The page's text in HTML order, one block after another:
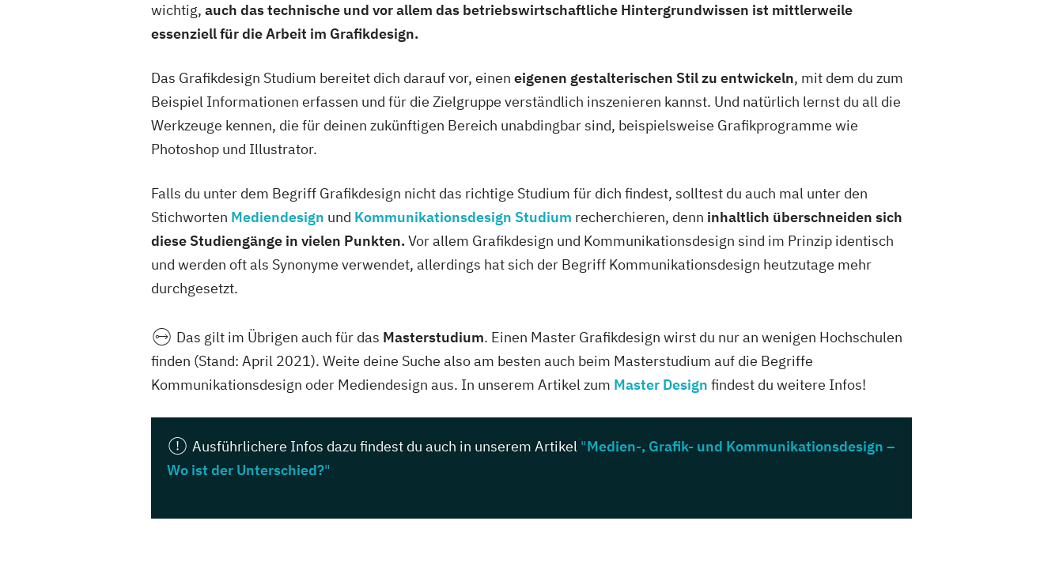
wichtig, auch das technische und vor allem das betriebswirtschaftliche Hintergrundwissen ist mittlerweile
essenziell für die Arbeit im Grafikdesign.
Das Grafikdesign Studium bereitet dich darauf vor, einen eigenen gestalterischen Stil zu entwickeln, mit dem du zum
Beispiel Informationen erfassen und für die Zielgruppe verständlich inszenieren kannst. Und natürlich lernst du all die
Werkzeuge kennen, die für deinen zukünftigen Bereich unabdingbar sind, beispielsweise Grafikprogramme wie
Photoshop und Illustrator.
Falls du unter dem Begriff Grafikdesign nicht das richtige Studium für dich findest, solltest du auch mal unter den
Stichworten Mediendesign und Kommunikationsdesign Studium recherchieren, denn inhaltlich überschneiden sich
diese Studiengänge in vielen Punkten.Vor allem Grafikdesign und Kommunikationsdesign sind im Prinzip identisch
und werden oft als Synonyme verwendet, allerdings hat sich der Begriff Kommunikationsdesign heutzutage mehr
durchgesetzt.
Das gilt im Übrigen auch für das Masterstudium. Einen Master Grafikdesign wirst du nur an wenigen Hochschulen
finden (Stand: April 2021). Weite deine Suche also am besten auch beim Masterstudium auf die Begriffe
Kommunikationsdesign oder Mediendesign aus. In unserem Artikel zum Master Design findest du weitere Infos!
Ausführlichere Infos dazu findest du auch in unserem Artikel "Medien-, Grafik- und Kommunikationsdesign –
Wo ist der Unterschied?"